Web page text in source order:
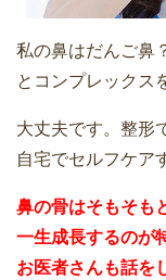
私の鼻はだんご鼻
とコンプレックス
大丈夫です。整形
自宅でセルフケア
鼻の骨はそもそも
一生成長するのが
お医者さんも話を